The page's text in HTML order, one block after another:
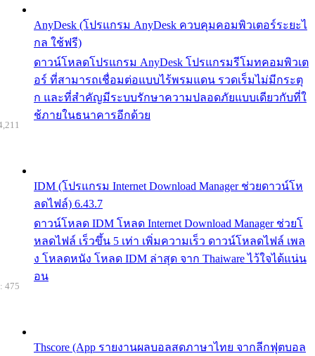
AnyDesk (โปรแกรม AnyDesk ควบคุมคอมพิวเตอร์ระยะไ
กล ใช้ฟรี)
ดาวน์โหลดโปรแกรม AnyDesk โปรแกรมรีโมทคอมพิวเต
อร์ ที่สามารถเชื่อมต่อแบบไร้พรมแดน รวดเร็มไม่มีกระตุ
ก และที่สำคัญมีระบบรักษาความปลอดภัยแบบเดียวกับที่ใ
ช้ภายในธนาคารอีกด้วย
IDM (โปรแกรม Internet Download Manager ช่วยดาวน์โห
ลดไฟล์) 6.43.7
ดาวน์โหลด IDM โหลด Internet Download Manager ช่วยโ
หลดไฟล์ เร็วขึ้น 5 เท่า เพิ่มความเร็ว ดาวน์โหลดไฟล์ เพล
ง โหลดหนัง โหลด IDM ล่าสุด จาก Thaiware ไว้ใจได้แน่น
อน
Thscore (App รายงานผลบอลสดภาษาไทย จากลีกฟุตบอล
475